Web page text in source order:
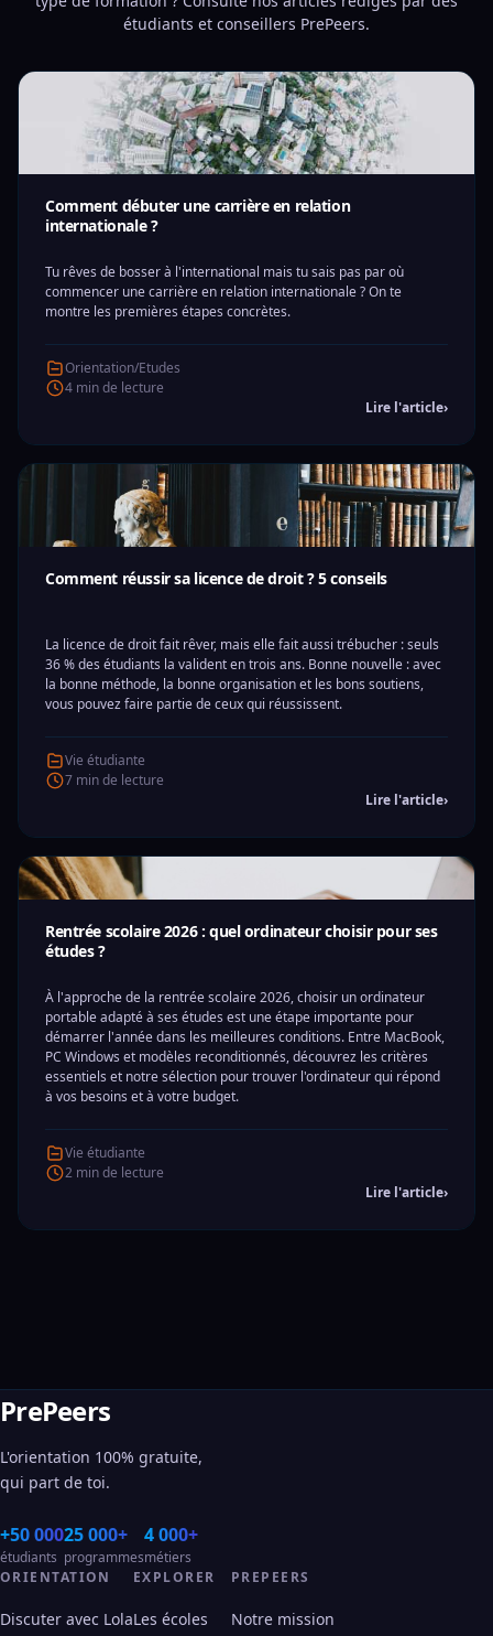
étudiants et conseillers PrePeers.
Comment débuter une carrière en relation
internationale ?
Tu rêves de bosser à l'international mais tu sais pas par où
commencer une carrière en relation internationale ? On te
montre les premières étapes concrètes.
Orientation/Etudes
4 min de lecture
Lire l'article›
Comment réussir sa licence de droit ? 5 conseils
La licence de droit fait rêver, mais elle fait aussi trébucher : seuls
36 % des étudiants la valident en trois ans. Bonne nouvelle : avec
la bonne méthode, la bonne organisation et les bons soutiens,
vous pouvez faire partie de ceux qui réussissent.
Vie étudiante
7 min de lecture
Lire l'article›
Rentrée scolaire 2026 : quel ordinateur choisir pour ses
études ?
À l'approche de la rentrée scolaire 2026, choisir un ordinateur
portable adapté à ses études est une étape importante pour
démarrer l'année dans les meilleures conditions. Entre MacBook,
PC Windows et modèles reconditionnés, découvrez les critères
essentiels et notre sélection pour trouver l'ordinateur qui répond
à vos besoins et à votre budget.
Vie étudiante
2 min de lecture
Lire l'article›
PrePeers
L'orientation 100% gratuite,
qui part de toi.
+50 000
étudiants
25 000+
programmes
4 000+
métiers
ORIENTATION
Discuter avec Lola
EXPLORER
Les écoles
PREPEERS
Notre mission